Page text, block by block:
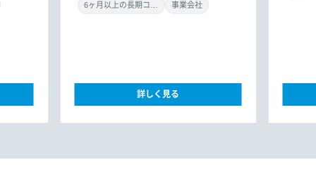
事業会社
詳しく見る